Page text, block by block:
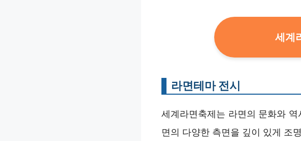
세계
라면테마 전시
세계라면축제는 라면의 문화와
면의 다양한 측면을 깊이 있게 조